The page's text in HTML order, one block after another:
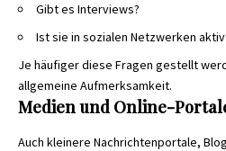
Gibt es Interviews?
Ist sie in sozialen Netzwerken
Je häufiger diese Fragen gestellt
allgemeine Aufmerksamkeit.
Medien und Online-
Auch kleinere Nachrichtenportale,